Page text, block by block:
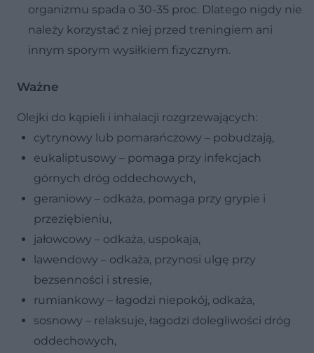
organizmu spada o 30-35 proc. Dlatego nigdy nie
należy korzystać z niej przed treningiem ani
innym sporym wysiłkiem fizycznym.
Ważne
Olejki do kąpieli i inhalacji rozgrzewających:
cytrynowy lub pomarańczowy – pobudzają,
eukaliptusowy – pomaga przy infekcjach
górnych dróg oddechowych,
geraniowy – odkaża, pomaga przy grypie i
przeziębieniu,
jałowcowy – odkaża, uspokaja,
lawendowy – odkaża, przynosi ulgę przy
bezsenności i stresie,
rumiankowy – łagodzi niepokój, odkaża,
sosnowy – relaksuje, łagodzi dolegliwości dróg
oddechowych,